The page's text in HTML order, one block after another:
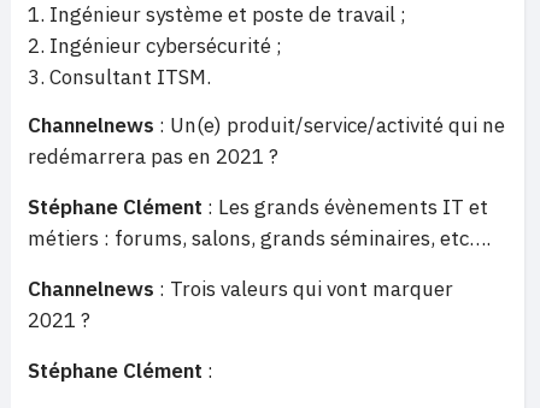
Ingénieur système et poste de travail ;
Ingénieur cybersécurité ;
Consultant ITSM.
Channelnews : Un(e) produit/service/activité qui ne
redémarrera pas en 2021 ?
Stéphane Clément : Les grands évènements IT et
métiers : forums, salons, grands séminaires, etc….
Channelnews : Trois valeurs qui vont marquer
2021 ?
Stéphane Clément :